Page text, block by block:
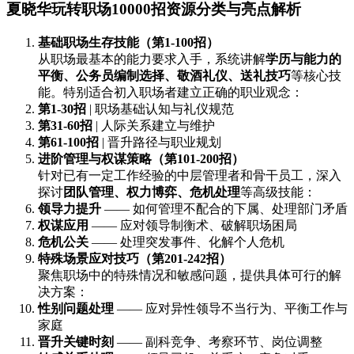
夏晓华玩转职场10000招资源分类与亮点解析
基础职场生存技能（第1-100招）
从职场最基本的能力要求入手，系统讲解学历与能力的
平衡、公务员编制选择、敬酒礼仪、送礼技巧等核心技
能。特别适合初入职场者建立正确的职业观念：
第1-30招 | 职场基础认知与礼仪规范
第31-60招 | 人际关系建立与维护
第61-100招 | 晋升路径与职业规划
进阶管理与权谋策略（第101-200招）
针对已有一定工作经验的中层管理者和骨干员工，深入
探讨团队管理、权力博弈、危机处理等高级技能：
领导力提升 —— 如何管理不配合的下属、处理部门矛盾
权谋应用 —— 应对领导制衡术、破解职场困局
危机公关 —— 处理突发事件、化解个人危机
特殊场景应对技巧（第201-242招）
聚焦职场中的特殊情况和敏感问题，提供具体可行的解
决方案：
性别问题处理 —— 应对异性领导不当行为、平衡工作与
家庭
晋升关键时刻 —— 副科竞争、考察环节、岗位调整